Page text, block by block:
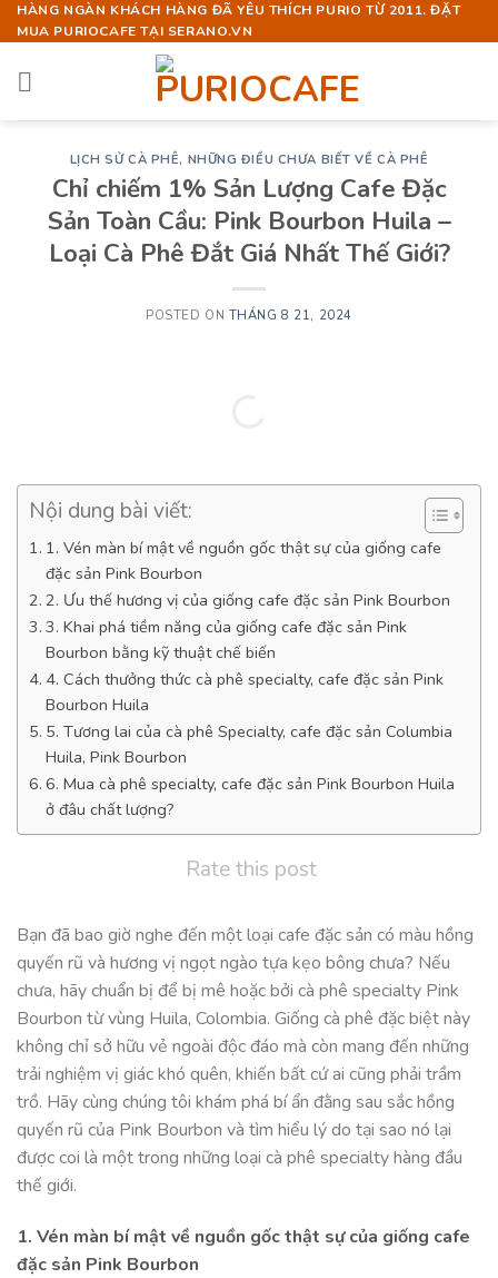
Skip
to
content
HÀNG NGÀN KHÁCH HÀNG ĐÃ YÊU THÍCH PURIO TỪ 2011. ĐẶT
MUA PURIOCAFE TẠI SERANO.VN
LỊCH SỬ CÀ PHÊ, NHỮNG ĐIỀU CHƯA BIẾT VỀ CÀ PHÊ
Chỉ chiếm 1% Sản Lượng Cafe Đặc
Sản Toàn Cầu: Pink Bourbon Huila –
Loại Cà Phê Đắt Giá Nhất Thế Giới?
POSTED ON THÁNG 8 21, 2024
Nội dung bài viết:
1. Vén màn bí mật về nguồn gốc thật sự của giống cafe
đặc sản Pink Bourbon
2. Ưu thế hương vị của giống cafe đặc sản Pink Bourbon
3. Khai phá tiềm năng của giống cafe đặc sản Pink
Bourbon bằng kỹ thuật chế biến
4. Cách thưởng thức cà phê specialty, cafe đặc sản Pink
Bourbon Huila
5. Tương lai của cà phê Specialty, cafe đặc sản Columbia
Huila, Pink Bourbon
6. Mua cà phê specialty, cafe đặc sản Pink Bourbon Huila
ở đâu chất lượng?
Rate this post
Bạn đã bao giờ nghe đến một loại cafe đặc sản có màu hồng
quyến rũ và hương vị ngọt ngào tựa kẹo bông chưa? Nếu
chưa, hãy chuẩn bị để bị mê hoặc bởi cà phê specialty Pink
Bourbon từ vùng Huila, Colombia. Giống cà phê đặc biệt này
không chỉ sở hữu vẻ ngoài độc đáo mà còn mang đến những
trải nghiệm vị giác khó quên, khiến bất cứ ai cũng phải trầm
trồ. Hãy cùng chúng tôi khám phá bí ẩn đằng sau sắc hồng
quyến rũ của Pink Bourbon và tìm hiểu lý do tại sao nó lại
được coi là một trong những loại cà phê specialty hàng đầu
thế giới.
1. Vén màn bí mật về nguồn gốc thật sự của giống cafe
đặc sản Pink Bourbon